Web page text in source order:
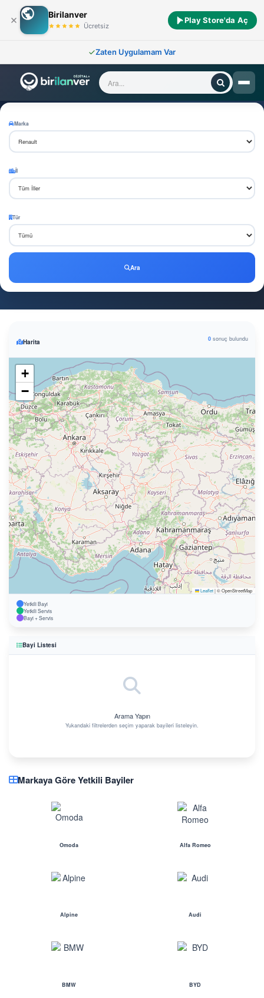
Türkiye Geneli Yetkili Bayi Ağı
RenaultYetkili Bayileri
Tüm otomobil markalarının yetkili bayi ve servislerini harita üzerinde kolayca bulun.
Marka
İl
Tür
Ara
Harita 0sonuç bulundu
+
−
Leaflet|© OpenStreetMap
Yetkili Bayi
Yetkili Servis
Bayi + Servis
Bayi Listesi
Arama Yapın
Yukarıdaki filtrelerden seçim yaparak bayileri listeleyin.
Markaya Göre Yetkili Bayiler
Omoda Alfa Romeo
Alpine Audi
BMW BYD
Birilanver
Ücretsiz
Play Store'da Aç
Zaten Uygulamam Var